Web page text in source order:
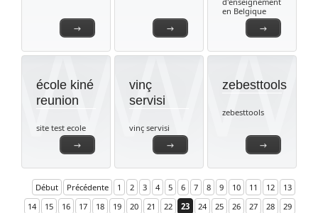
→ → →
en Belgique
→
école kiné
reunion
site test ecole
→
vinç
servisi
vinç servisi
→
zebesttools
zebesttools
Début Précédente 1 2 3 4 5 6 7 8 9 10 11 12
13
14
15 16 17 18 19 20 21 22 23 24 25 26 27 28 29